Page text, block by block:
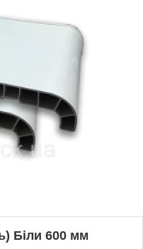
Біли 600 мм